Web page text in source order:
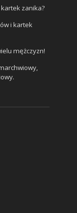
zanika?
i kartek
mężczyzn!